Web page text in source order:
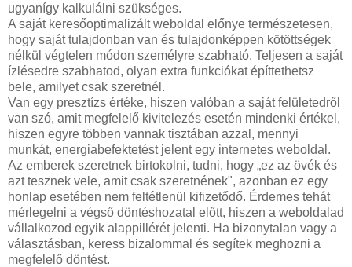
ugyanígy kalkulálni szükséges.
A saját keresőoptimalizált weboldal előnye természetesen,
hogy saját tulajdonban van és tulajdonképpen kötöttségek
nélkül végtelen módon személyre szabható. Teljesen a saját
ízlésedre szabhatod, olyan extra funkciókat építtethetsz
bele, amilyet csak szeretnél.
Van egy presztízs értéke, hiszen valóban a saját felületedről
van szó, amit megfelelő kivitelezés esetén mindenki értékel,
hiszen egyre többen vannak tisztában azzal, mennyi
munkát, energiabefektetést jelent egy internetes weboldal.
Az emberek szeretnek birtokolni, tudni, hogy „ez az övék és
azt tesznek vele, amit csak szeretnének", azonban ez egy
honlap esetében nem feltétlenül kifizetődő. Érdemes tehát
mérlegelni a végső döntéshozatal előtt, hiszen a weboldalad
vállalkozod egyik alappillérét jelenti. Ha bizonytalan vagy a
választásban, keress bizalommal és segítek meghozni a
megfelelő döntést.